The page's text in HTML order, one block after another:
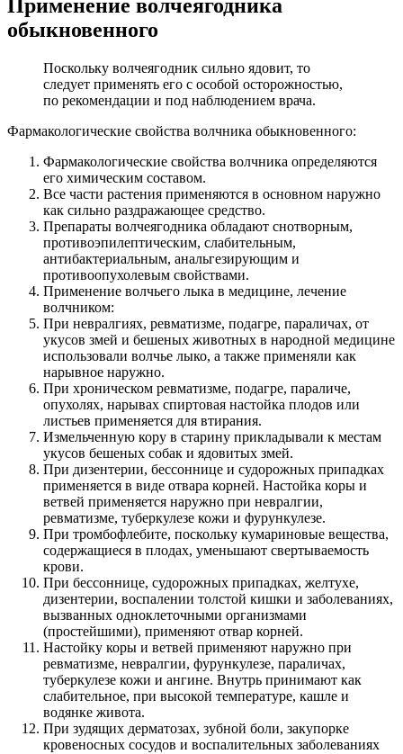
Применение волчеягодника
обыкновенного
Поскольку волчеягодник сильно ядовит, то
следует применять его с особой осторожностью,
по рекомендации и под наблюдением врача.
Фармакологические свойства волчника обыкновенного:
Фармакологические свойства волчника определяются
его химическим составом.
Все части растения применяются в основном наружно
как сильно раздражающее средство.
Препараты волчеягодника обладают снотворным,
противоэпилептическим, слабительным,
антибактериальным, анальгезирующим и
противоопухолевым свойствами.
Применение волчьего лыка в медицине, лечение
волчником:
При невралгиях, ревматизме, подагре, параличах, от
укусов змей и бешеных животных в народной медицине
использовали волчье лыко, а также применяли как
нарывное наружно.
При хроническом ревматизме, подагре, параличе,
опухолях, нарывах спиртовая настойка плодов или
листьев применяется для втирания.
Измельченную кору в старину прикладывали к местам
укусов бешеных собак и ядовитых змей.
При дизентерии, бессоннице и судорожных припадках
применяется в виде отвара корней. Настойка коры и
ветвей применяется наружно при невралгии,
ревматизме, туберкулезе кожи и фурункулезе.
При тромбофлебите, поскольку кумариновые вещества,
содержащиеся в плодах, уменьшают свертываемость
крови.
При бессоннице, судорожных припадках, желтухе,
дизентерии, воспалении толстой кишки и заболеваниях,
вызванных одноклеточными организмами
(простейшими), применяют отвар корней.
Настойку коры и ветвей применяют наружно при
ревматизме, невралгии, фурункулезе, параличах,
туберкулезе кожи и ангине. Внутрь принимают как
слабительное, при высокой температуре, кашле и
водянке живота.
При зудящих дерматозах, зубной боли, закупорке
кровеносных сосудов и воспалительных заболеваниях